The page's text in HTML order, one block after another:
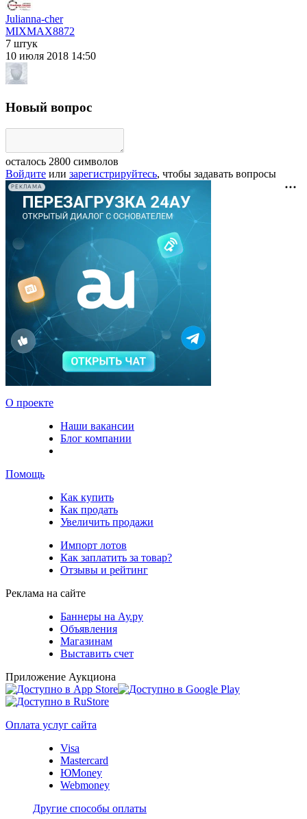
Julianna-cher
MIXMAX8872
7 штук
10 июля 2018 14:50
Новый вопрос
осталось 2800 символов
Войдите или зарегистрируйтесь, чтобы задавать вопросы
РЕКЛАМА
О проекте
Наши вакансии
Блог компании
Помощь
Как купить
Как продать
Увеличить продажи
Импорт лотов
Как заплатить за товар?
Отзывы и рейтинг
Реклама на сайте
Баннеры на Ау.ру
Объявления
Магазинам
Выставить счет
Приложение Аукциона
Оплата услуг сайта
Visa
Mastercard
ЮMoney
Webmoney
Другие способы оплаты